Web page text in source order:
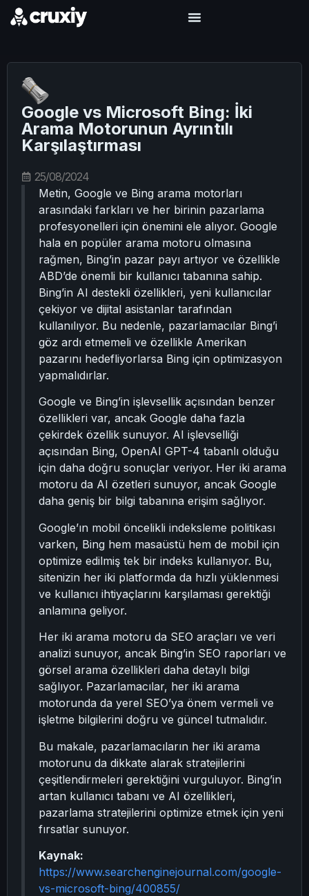
Google vs Microsoft Bing: İki
Arama Motorunun Ayrıntılı
Karşılaştırması
25/08/2024
Metin, Google ve Bing arama motorları
arasındaki farkları ve her birinin pazarlama
profesyonelleri için önemini ele alıyor. Google
hala en popüler arama motoru olmasına
rağmen, Bing’in pazar payı artıyor ve özellikle
ABD’de önemli bir kullanıcı tabanına sahip.
Bing’in AI destekli özellikleri, yeni kullanıcılar
çekiyor ve dijital asistanlar tarafından
kullanılıyor. Bu nedenle, pazarlamacılar Bing’i
göz ardı etmemeli ve özellikle Amerikan
pazarını hedefliyorlarsa Bing için optimizasyon
yapmalıdırlar.
Google ve Bing’in işlevsellik açısından benzer
özellikleri var, ancak Google daha fazla
çekirdek özellik sunuyor. AI işlevselliği
açısından Bing, OpenAI GPT-4 tabanlı olduğu
için daha doğru sonuçlar veriyor. Her iki arama
motoru da AI özetleri sunuyor, ancak Google
daha geniş bir bilgi tabanına erişim sağlıyor.
Google’ın mobil öncelikli indeksleme politikası
varken, Bing hem masaüstü hem de mobil için
optimize edilmiş tek bir indeks kullanıyor. Bu,
sitenizin her iki platformda da hızlı yüklenmesi
ve kullanıcı ihtiyaçlarını karşılaması gerektiği
anlamına geliyor.
Her iki arama motoru da SEO araçları ve veri
analizi sunuyor, ancak Bing’in SEO raporları ve
görsel arama özellikleri daha detaylı bilgi
sağlıyor. Pazarlamacılar, her iki arama
motorunda da yerel SEO’ya önem vermeli ve
işletme bilgilerini doğru ve güncel tutmalıdır.
Bu makale, pazarlamacıların her iki arama
motorunu da dikkate alarak stratejilerini
çeşitlendirmeleri gerektiğini vurguluyor. Bing’in
artan kullanıcı tabanı ve AI özellikleri,
pazarlama stratejilerini optimize etmek için yeni
fırsatlar sunuyor.
Kaynak:
https://www.searchenginejournal.com/google-
vs-microsoft-bing/400855/